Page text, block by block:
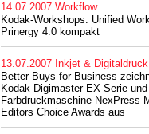
14.07.2007 Workflow
Kodak-Workshops: Unified
Prinergy 4.0 kompakt
13.07.2007 Inkjet & Digitaldruck
Better Buys for Business
Kodak Digimaster EX-Serie
Farbdruckmaschine NexPress
Editors Choice Awards aus